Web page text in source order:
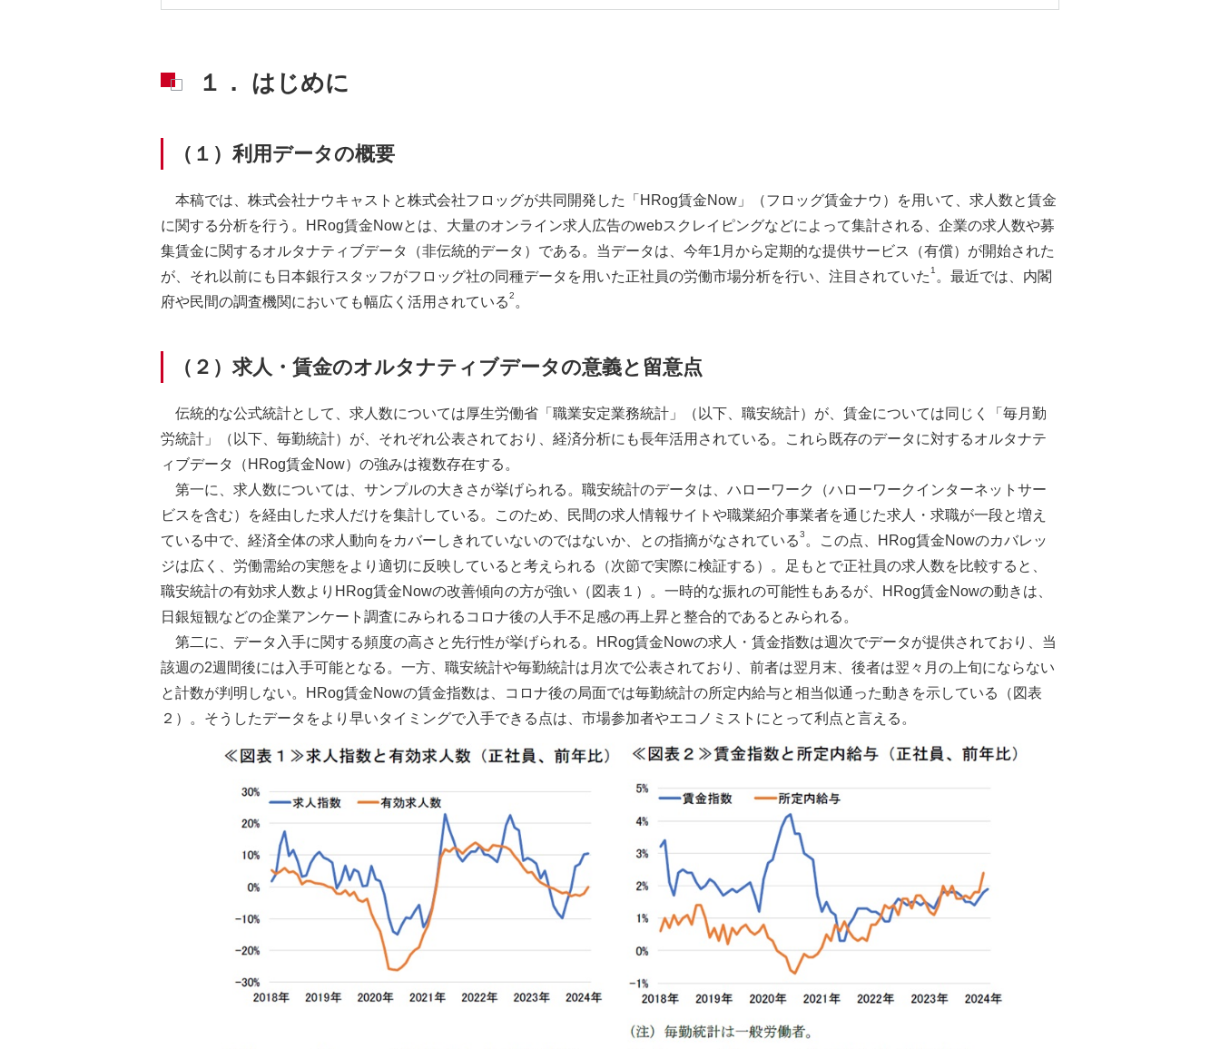
１． はじめに
（１）利用データの概要
本稿では、株式会社ナウキャストと株式会社フロッグが共同開発した「HRog賃金Now」（フロッグ賃金ナウ）を用いて、求人数と賃金
に関する分析を行う。HRog賃金Nowとは、大量のオンライン求人広告のwebスクレイピングなどによって集計される、企業の求人数や募
集賃金に関するオルタナティブデータ（非伝統的データ）である。当データは、今年1月から定期的な提供サービス（有償）が開始された
が、それ以前にも日本銀行スタッフがフロッグ社の同種データを用いた正社員の労働市場分析を行い、注目されていた 1 。最近では、内閣
府や民間の調査機関においても幅広く活用されている2 。
（２）求人・賃金のオルタナティブデータの意義と留意点
伝統的な公式統計として、求人数については厚生労働省「職業安定業務統計」（以下、職安統計）が、賃金については同じく「毎月勤
労統計」（以下、毎勤統計）が、それぞれ公表されており、経済分析にも長年活用されている。これら既存のデータに対するオルタナテ
ィブデータ（HRog賃金Now）の強みは複数存在する。
第一に、求人数については、サンプルの大きさが挙げられる。職安統計のデータは、ハローワーク（ハローワークインターネットサー
ビスを含む）を経由した求人だけを集計している。このため、民間の求人情報サイトや職業紹介事業者を通じた求人・求職が一段と増え
ている中で、経済全体の求人動向をカバーしきれていないのではないか、との指摘がなされている3 。この点、HRog賃金Nowのカバレッ
ジは広く、労働需給の実態をより適切に反映していると考えられる（次節で実際に検証する）。足もとで正社員の求人数を比較すると、
職安統計の有効求人数よりHRog賃金Nowの改善傾向の方が強い（図表１）。一時的な振れの可能性もあるが、HRog賃金Nowの動きは、
日銀短観などの企業アンケート調査にみられるコロナ後の人手不足感の再上昇と整合的であるとみられる。
第二に、データ入手に関する頻度の高さと先行性が挙げられる。HRog賃金Nowの求人・賃金指数は週次でデータが提供されており、当
該週の2週間後には入手可能となる。一方、職安統計や毎勤統計は月次で公表されており、前者は翌月末、後者は翌々月の上旬にならない
と計数が判明しない。HRog賃金Nowの賃金指数は、コロナ後の局面では毎勤統計の所定内給与と相当似通った動きを示している（図表
２）。そうしたデータをより早いタイミングで入手できる点は、市場参加者やエコノミストにとって利点と言える。